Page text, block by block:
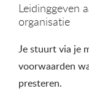
Leidinggeven
organisatie
Je stuurt via je
voorwaarden
presteren.